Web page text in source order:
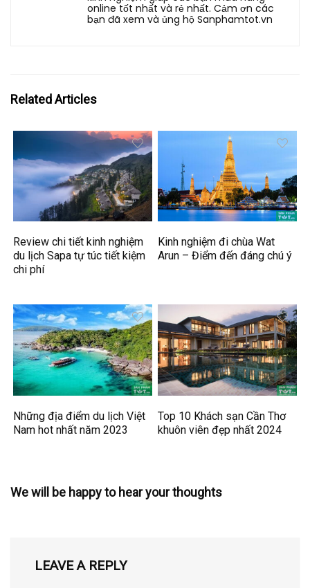
online tốt nhất và rẻ nhất. Cảm ơn các
bạn đã xem và ủng hộ Sanphamtot.vn
Related Articles
Review chi tiết kinh nghiệm
du lịch Sapa tự túc tiết kiệm
chi phí
Kinh nghiệm đi chùa Wat
Arun – Điểm đến đáng chú ý
Những địa điểm du lịch Việt
Nam hot nhất năm 2023
Top 10 Khách sạn Cần Thơ
khuôn viên đẹp nhất 2024
We will be happy to hear your thoughts
LEAVE A REPLY